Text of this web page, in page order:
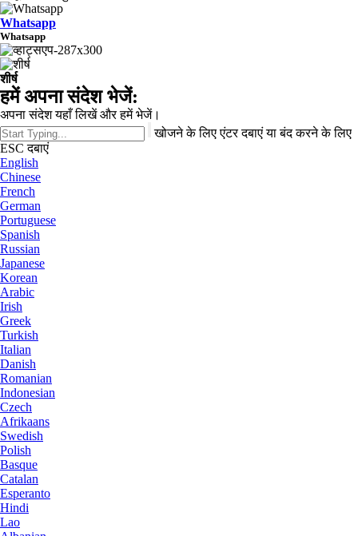
Whatsapp
Whatsapp
शीर्ष
हमें अपना संदेश भेजें:
अपना संदेश यहाँ लिखें और हमें भेजें।
खोजने के लिए एंटर दबाएं या बंद करने के लिए
ESC दबाएं
English
Chinese
French
German
Portuguese
Spanish
Russian
Japanese
Korean
Arabic
Irish
Greek
Turkish
Italian
Danish
Romanian
Indonesian
Czech
Afrikaans
Swedish
Polish
Basque
Catalan
Esperanto
Hindi
Lao